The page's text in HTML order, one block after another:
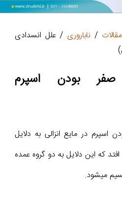
/ ناباروری / علل انسدادی
بودن اسپرم
اسپرم در مایع انزالی به دلایل
که این دلایل به دو گروه عمده
میشود.